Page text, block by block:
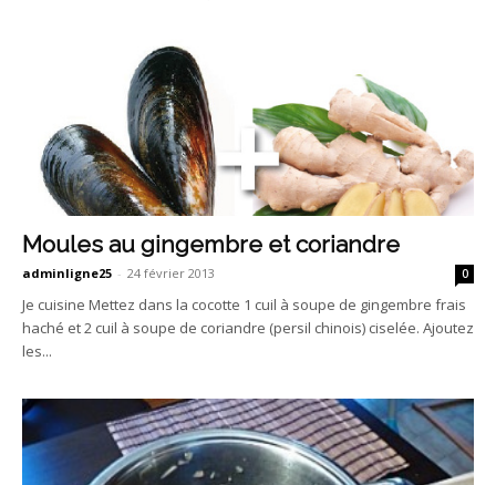
Moules au gingembre et coriandre
adminligne25 - 24 février 2013 0
Je cuisine Mettez dans la cocotte 1 cuil à soupe de gingembre frais
haché et 2 cuil à soupe de coriandre (persil chinois) ciselée. Ajoutez
les...